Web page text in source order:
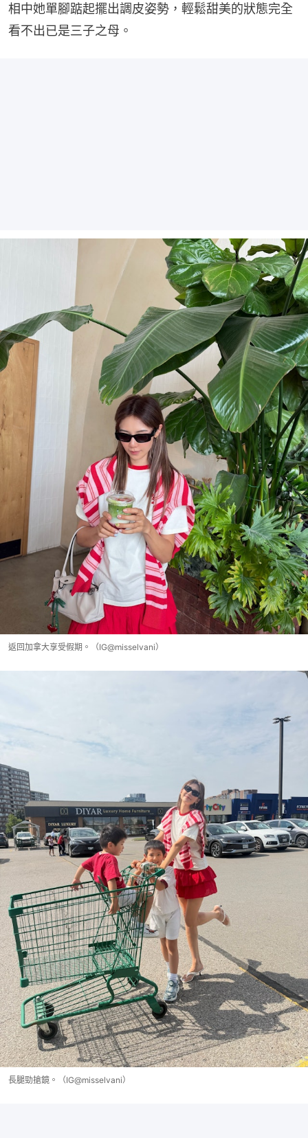
相中她單腳踮起擺出調皮姿勢，輕鬆甜美的狀態完全
看不出已是三子之母。
返回加拿大享受假期。（IG@misselvani）
長腿勁搶鏡。（IG@misselvani）